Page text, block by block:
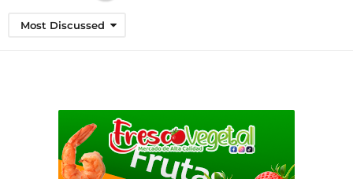
Most Discussed